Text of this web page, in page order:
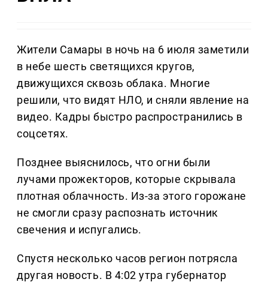
Жители Самары в ночь на 6 июля заметили
в небе шесть светящихся кругов,
движущихся сквозь облака. Многие
решили, что видят НЛО, и сняли явление на
видео. Кадры быстро распространились в
соцсетях.
Позднее выяснилось, что огни были
лучами прожекторов, которые скрывала
плотная облачность. Из-за этого горожане
не смогли сразу распознать источник
свечения и испугались.
Спустя несколько часов регион потрясла
другая новость. В 4:02 утра губернатор